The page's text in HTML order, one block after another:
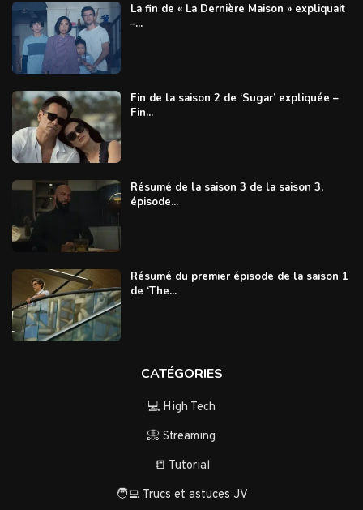
La fin de « La Dernière Maison » expliquait
–...
Fin de la saison 2 de ‘Sugar’ expliquée –
Fin...
Résumé de la saison 3 de la saison 3,
épisode...
Résumé du premier épisode de la saison 1
de ‘The...
CATÉGORIES
💻 High Tech
📀 Streaming
📒 Tutorial
🧑‍💻 Trucs et astuces JV